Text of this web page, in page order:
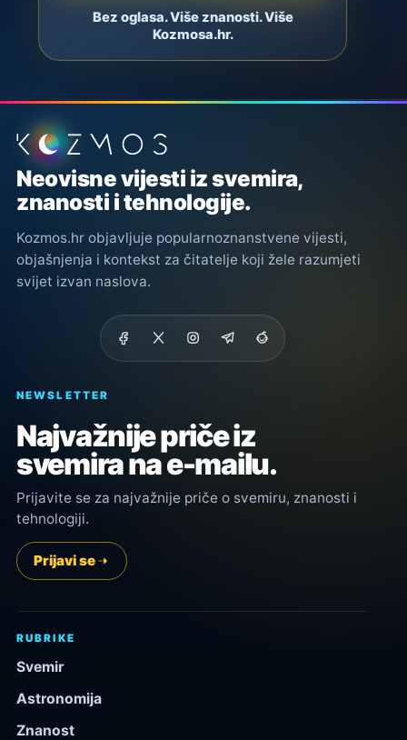
Bez oglasa. Više znanosti. Više
Kozmosa.hr.
Podnožje stranice
Neovisne vijesti iz svemira,
znanosti i tehnologije.
Kozmos.hr objavljuje popularnoznanstvene vijesti,
objašnjenja i kontekst za čitatelje koji žele razumjeti
svijet izvan naslova.
NEWSLETTER
Najvažnije priče iz
svemira na e-mailu.
Prijavite se za najvažnije priče o svemiru, znanosti i
tehnologiji.
Prijavi se
RUBRIKE
Svemir
Astronomija
Znanost